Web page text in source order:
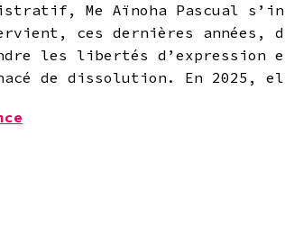
Me Aïnoha Pascual
ces dernières années,
les libertés
de dissolution. En 2025,